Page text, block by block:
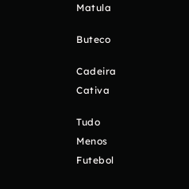
Matula
Buteco
Cadeira
Cativa
Tudo
Menos
Futebol